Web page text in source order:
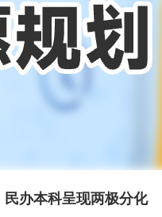
办本科呈现两极分化